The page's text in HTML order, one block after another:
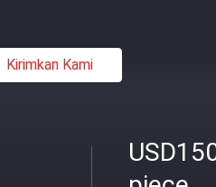
Kirimkan Kami